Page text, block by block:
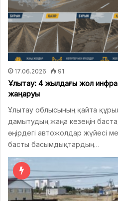
17.06.2026 91
Ұлытау: 4 жылдағы жол
жаңаруы
Ұлытау облысының қайта
дамытудың жаңа кезеңін
өңірдегі автожолдар жүйесі
басты басымдықтардың…